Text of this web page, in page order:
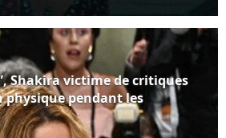
Shakira victime de critiques
physique pendant les